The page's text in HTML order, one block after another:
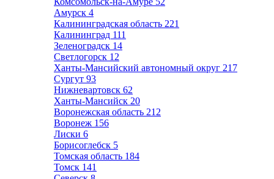
Амурск 4
Калининградская область 221
Калининград 111
Зеленоградск 14
Светлогорск 12
Ханты-Мансийский автономный округ 217
Сургут 93
Нижневартовск 62
Ханты-Мансийск 20
Воронежская область 212
Воронеж 156
Лиски 6
Борисоглебск 5
Томская область 184
Томск 141